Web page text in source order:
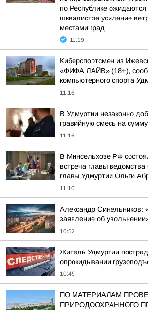
по Республике ожидаются
шквалистое усиление
местами град
11:19
Киберспортсмен из
«ФИФА ЛАЙВ» (18+),
компьютерного спорта
11:16
В Удмуртии незаконно
гравийную смесь на
11:16
В Минсельхозе РФ
встреча главы
главы Удмуртии Ольги
11:10
Александр Синельников:
заявление об
10:52
Житель Удмуртии
опрокидывании
10:49
ПО МАТЕРИАЛАМ
ПРИРОДООХРАННОГО